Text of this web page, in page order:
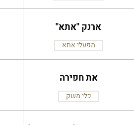
ארנק ''אתא''
מפעלי אתא
את חפירה
כלי משק